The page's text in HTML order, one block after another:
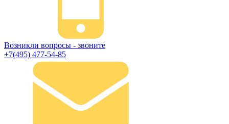
Возникли вопросы - звоните
+7(495) 477-54-85